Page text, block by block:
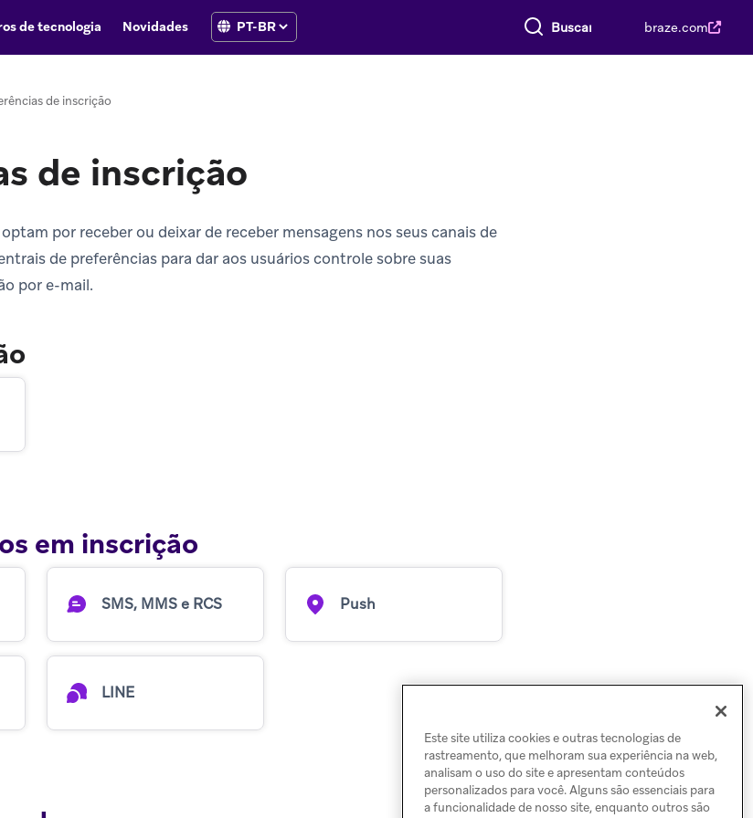
de tecnologia Novidades Buscar tudo braze.com
de inscrição
de inscrição
por receber ou deixar de receber mensagens nos seus canais de
de preferências para dar aos usuários controle sobre suas
por e-mail.
em inscrição
SMS, MMS e RCS Push
LINE
Este site utiliza cookies e outras tecnologias de
rastreamento, que melhoram sua experiência na web,
analisam o uso do site e apresentam conteúdos
personalizados para você. Alguns são essenciais para
a funcionalidade de nosso site, enquanto outros são